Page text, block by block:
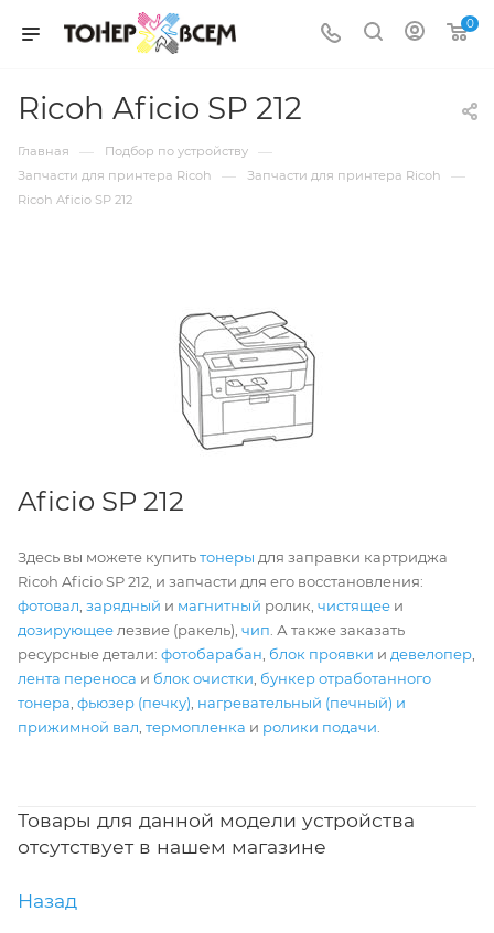
0
Ricoh Aficio SP 212
Главная — Подбор по устройству —
Запчасти для принтера Ricoh — Запчасти для принтера Ricoh —
Ricoh Aficio SP 212
Aficio SP 212
Здесь вы можете купитьтонеры для заправки картриджа
Ricoh Aficio SP 212, и запчасти для его восстановления:
фотовал зарядный и магнитный ролик, чистящее и
дозирующее лезвие (ракель), чип . А также заказать
ресурсные детали: фотобарабан блок проявки и девелопер
лента переноса и блок очистки бункер отработанного
тонера фьюзер (печку) нагревательный (печный) и
прижимной вал термопленка и ролики подачи
Товары для данной модели устройства
отсутствует в нашем магазине
Назад